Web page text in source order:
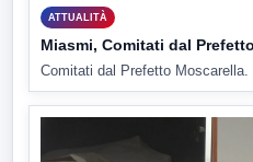
ATTUALITÀ
Miasmi, Comitati dal
Comitati dal Prefetto